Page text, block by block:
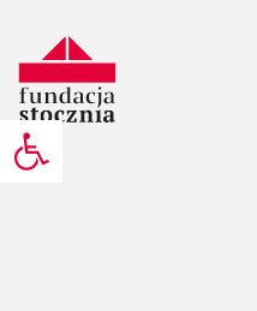
Otwórz pasek